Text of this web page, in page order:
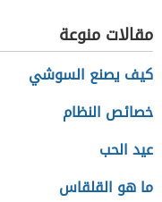
مقالات منوعة
كيف يصنع السوشي
خصائص النظام
عيد الحب
ما هو القلقاس